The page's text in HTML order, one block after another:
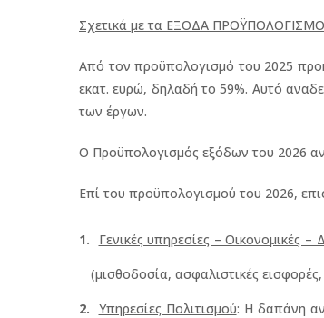
Σχετικά με τα ΕΞΟΔΑ
Από τον προϋπολογισμό του 2025
εκατ. ευρώ, δηλαδή το 59%. Αυτό
των έργων.
Ο Προϋπολογισμός εξόδων του 2026
Επί του προϋπολογισμού του 2026,
Γενικές υπηρεσίες – Οικονομικές –
(μισθοδοσία, ασφαλιστικές
Υπηρεσίες Πολιτισμού: Η δαπάνη